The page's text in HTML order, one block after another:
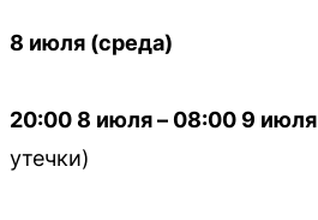
8 июля (среда)
20:00 8 июля – 08:00 9 июля
утечки)